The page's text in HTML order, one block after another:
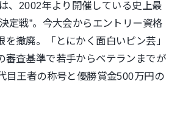
、2002年より開催している史上最
定戦”。今大会からエントリー資格
を撤廃。「とにかく面白いピン芸」
審査基準で若手からベテランまでが
目王者の称号と優勝賞金500万円の